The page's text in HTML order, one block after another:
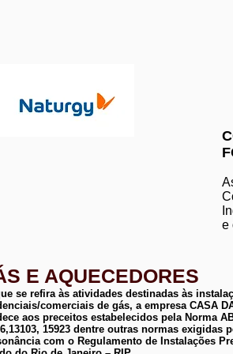
e
E AQUECEDORES
se refira às atividades destinadas às
comerciais de gás, a empresa CASA
aos preceitos estabelecidos pela Norma
15923 dentre outras normas exigidas
com o Regulamento de Instalações